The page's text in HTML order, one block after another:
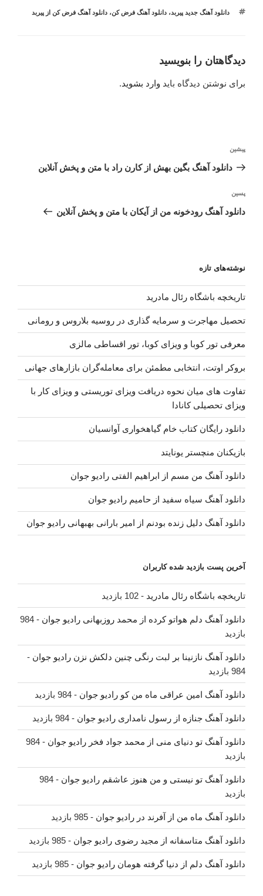
برچسب‌ها
دانلود آهنگ جدید پیربد،دانلود آهنگ فرض کن،دانلود آهنگ فرض کن از پیربد
دیدگاهتان را بنویسید
برای نوشتن دیدگاه باید وارد بشوید.
نوشته
قبلی
پیشین
دانلود آهنگ بگین بهش از کارن راد با متن و پخش آنلاین
نوشته‌ٔ
بعدی
پسین
دانلود آهنگ رودخونه من از آیکان با متن و پخش آنلاین
نوشته‌های تازه
تاریخچه باشگاه رئال مادرید
تحصیل مهاجرت و سرمایه گذاری در روسیه بلاروس و رومانی
معرفی تور کوبا و ویزای کوبا، تور اقساطی مالزی
بروکر اوتت، انتخابی مطمئن برای معامله‌گران بازارهای جهانی
تفاوت های میان نحوه دریافت ویزای توریستی و ویزای کار با
ویزای تحصیلی کانادا
دانلود رایگان کتاب خام گیاهخواری آوانسیان
بازیکنان منچستر یونایتد
دانلود آهنگ من مسم از ابراهیم الفتی رادیو جوان
دانلود آهنگ سیاه سفید از حامیم رادیو جوان
دانلود آهنگ دلیل زنده بودنم از امیر بارانی بهبهانی رادیو جوان
آخرین پست بازدید شده کاربران
تاریخچه باشگاه رئال مادرید - 102 بازدید
دانلود آهنگ دلم هواتو کرده از محمد روزبهانی رادیو جوان
- 984
بازدید
دانلود آهنگ نازنینا بر لبت رنگی چنین دلکش نزن رادیو جوان -
984 بازدید
دانلود آهنگ امین عراقی ماه من کو رادیو جوان - 984 بازدید
دانلود آهنگ جنازه از رسول نامداری رادیو جوان - 984 بازدید
دانلود آهنگ تو دنیای منی از محمد جواد فخر رادیو جوان
- 984
بازدید
دانلود آهنگ تو نیستی و من هنوز عاشقم رادیو جوان
- 984
بازدید
دانلود آهنگ ماه من از آفرند در رادیو جوان - 985 بازدید
دانلود آهنگ متاسفانه از مجید رضوی رادیو جوان - 985 بازدید
دانلود آهنگ دلم از دنیا گرفته هومان رادیو جوان - 985 بازدید